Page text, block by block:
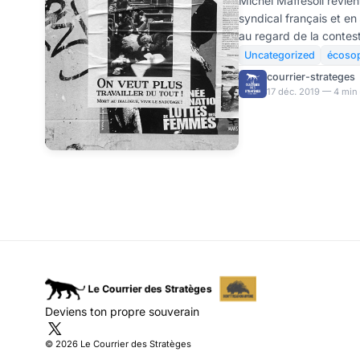
syndical français et en
au regard de la
retraites. Selon lui, le
retour en force, mais
éphémère pour un
a eu raison de lui. Aux mouvements hebdomadaires
des gilets jaunes qui
printemps derniers,
Uncategorized
courrier-strateges
17 déc. 2019 — 4
Deviens ton propre souverain
© 2026 Le Courrier des Stratèges